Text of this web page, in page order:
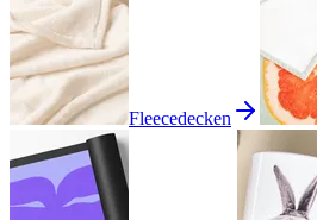
Fleecedecken